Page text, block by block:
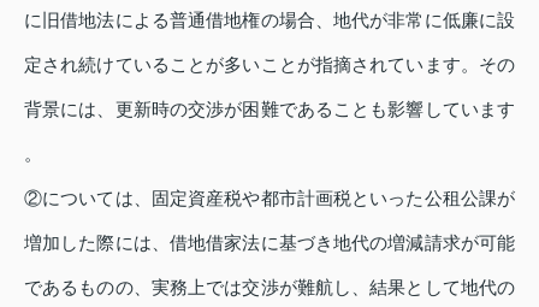
に旧借地法による普通借地権の場合、地代が非常に低廉に設
定され続けていることが多いことが指摘されています。その
背景には、更新時の交渉が困難であることも影響しています
。
②については、固定資産税や都市計画税といった公租公課が
増加した際には、借地借家法に基づき地代の増減請求が可能
であるものの、実務上では交渉が難航し、結果として地代の